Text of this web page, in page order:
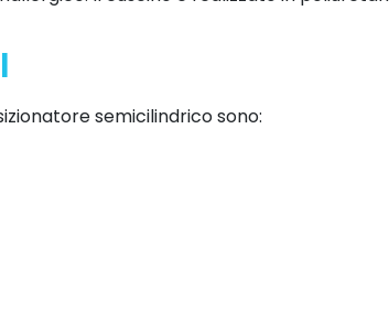
semicilindrico sono: